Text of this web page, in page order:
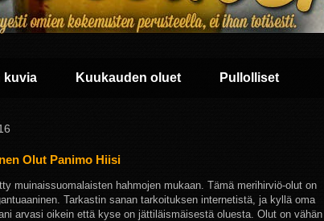
kuvia Kuukauden oluet Pullolliset
Olut Panimo Hiisi
muinaissuomalaisten hahmojen mukaan. Tämä merihirviö-olut on
Tarkastin sanan tarkoituksen internetistä, ja kyllä oma
arvasi oikein että kyse on jättiläismäisestä oluesta. Olut on vähän